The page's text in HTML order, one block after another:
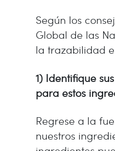
Según los
Global de las
la trazabilidad
1) Identifique
para estos
Regrese a la
nuestros